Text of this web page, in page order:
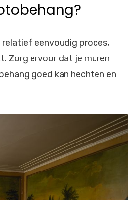
eenvoudig proces,
Zorg ervoor dat je muren
goed kan hechten en